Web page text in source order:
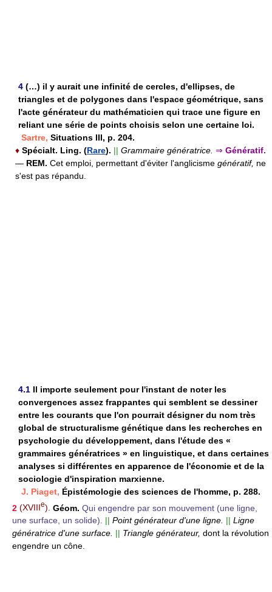
4 (…) il y aurait une infinité de cercles, d'ellipses, de
triangles et de polygones dans l'espace géométrique, sans
l'acte générateur du mathématicien qui trace une figure en
reliant une série de points choisis selon une certaine loi.
Sartre, Situations III, p. 204.
♦ Spécialt. Ling. (Rare). || Grammaire génératrice. ⇒ Génératif.
— REM. Cet emploi, permettant d'éviter l'anglicisme génératif, ne
s'est pas répandu.
4.1 Il importe seulement pour l'instant de noter les
convergences assez frappantes qui semblent se dessiner
entre les courants que l'on pourrait désigner du nom très
global de structuralisme génétique dans les recherches en
psychologie du développement, dans l'étude des «
grammaires génératrices » en linguistique, et dans certaines
analyses si différentes en apparence de l'économie et de la
sociologie d'inspiration marxienne.
J. Piaget, Épistémologie des sciences de l'homme, p. 288.
2 (XVIIIe). Géom. Qui engendre par son mouvement (une ligne,
une surface, un solide). || Point générateur d'une ligne. || Ligne
génératrice d'une surface. || Triangle générateur, dont la révolution
engendre un cône.